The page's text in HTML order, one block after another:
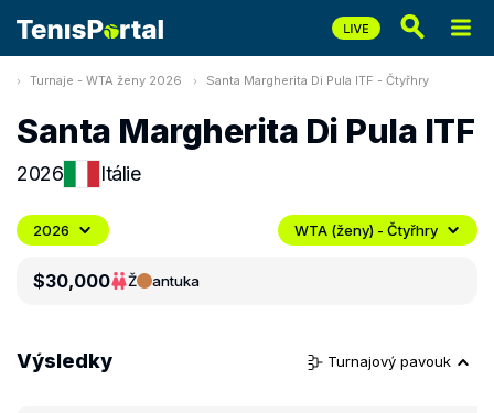
Turnaje - WTA ženy 2026 Santa Margherita Di Pula ITF - Čtyřhry
Santa Margherita Di Pula ITF
2026 Itálie
2026 WTA (ženy) - Čtyřhry
$30,000 Ž antuka
Výsledky Turnajový pavouk